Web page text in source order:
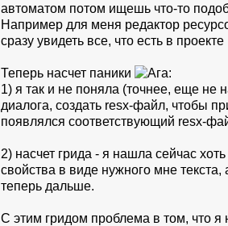
автоматом потом ищешь что-то
Например для меня редактор
сразу увидеть все, что есть в
Теперь насчет паники
:
1) я так и не поняла (точнее, еще не
диалога, создать resx-файл, чтобы
появлялся соответствующий resx-
2) насчет грида - я нашла сейчас
свойства в виде нужного мне
теперь дальше.
С этим гридом проблема в том, что я